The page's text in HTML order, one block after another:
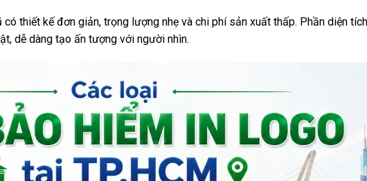
thiết kế đơn giản, trọng lượng nhẹ và chi phí sản xuất thấp. Phần diện
dễ dàng tạo ấn tượng với người nhìn.